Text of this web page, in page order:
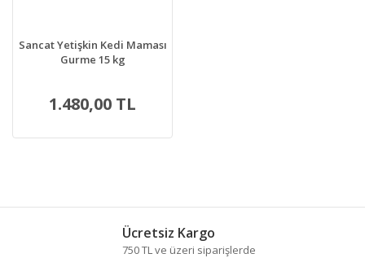
Sancat Yetişkin Kedi Maması
Gurme 15 kg
1.480,00 TL
Ücretsiz Kargo
750 TL ve üzeri siparişlerde